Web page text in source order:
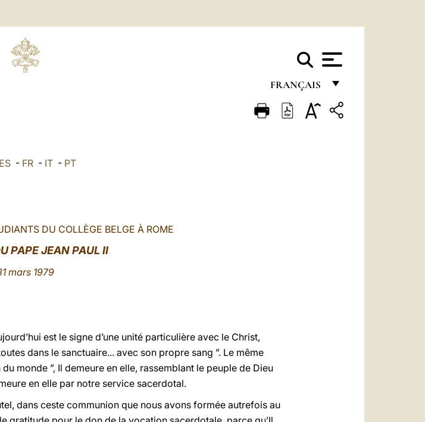
FRANÇAIS
FRANÇAIS
ES- FR- IT- PT
DU COLLÈGE BELGE À ROME
PAPE JEAN PAUL II
mars 1979
est le signe d’une unité particulière avec le Christ,
dans le sanctuaire... avec son propre sang ”. Le même
monde ”, Il demeure en elle, rassemblant le peuple de Dieu
en elle par notre service sacerdotal.
dans ceste communion que nous avons formée autrefois au